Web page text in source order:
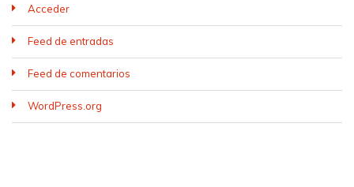
Acceder
Feed de entradas
Feed de comentarios
WordPress.org